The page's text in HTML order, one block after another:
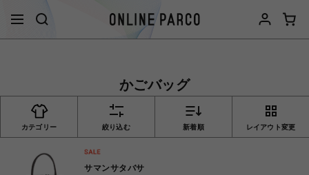
かごバッグ
カテゴリー 絞り込む 新着順 レイアウト変更
サマンサタバサ